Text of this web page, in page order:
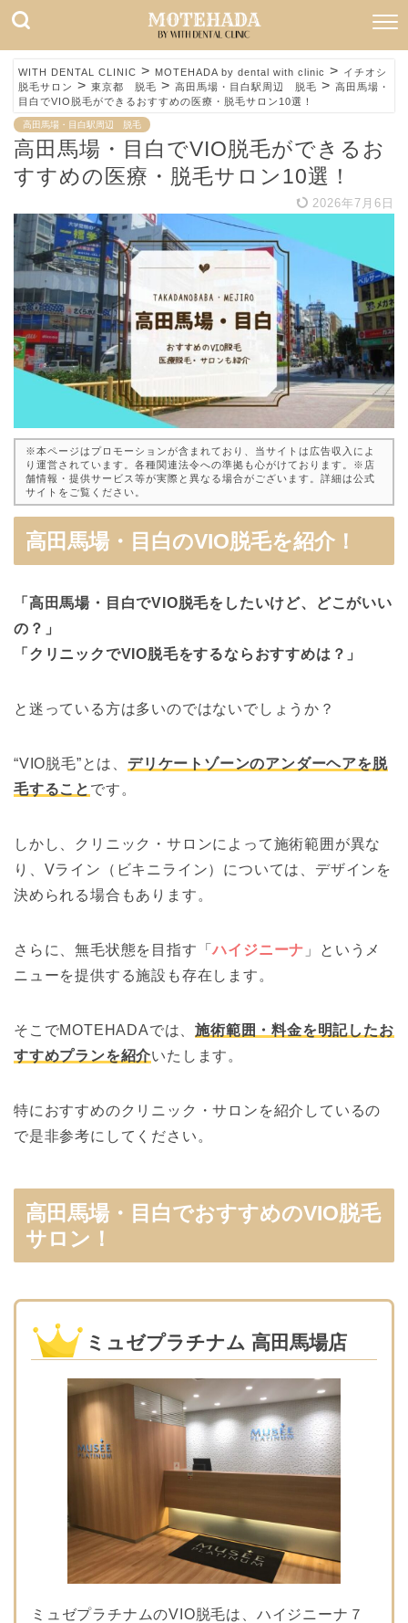
WITH DENTAL CLINIC > MOTEHADA by dental with clinic > イチオシ
脱毛サロン > 東京都 脱毛 > 高田馬場・目白駅周辺 脱毛 > 高田馬場・
目白でVIO脱毛ができるおすすめの医療・脱毛サロン10選！
高田馬場・目白駅周辺 脱毛
高田馬場・目白でVIO脱毛ができるお
すすめの医療・脱毛サロン10選！
2026年7月6日
※本ページはプロモーションが含まれており、当サイトは広告収入によ
り運営されています。各種関連法令への準拠も心がけております。※店
舗情報・提供サービス等が実際と異なる場合がございます。詳細は公式
サイトをご覧ください。
高田馬場・目白のVIO脱毛を紹介！
「高田馬場・目白でVIO脱毛をしたいけど、どこがいい
の？」
「クリニックでVIO脱毛をするならおすすめは？」
と迷っている方は多いのではないでしょうか？
“VIO脱毛”とは、 デリケートゾーンのアンダーヘアを脱
毛すること です。
しかし、クリニック・サロンによって施術範囲が異な
り、Vライン（ビキニライン）については、デザインを
決められる場合もあります。
さらに、無毛状態を目指す「ハイジニーナ 」というメ
ニューを提供する施設も存在します。
そこでMOTEHADAでは、施術範囲・料金を明記したお
すすめプランを紹介いたします。
特におすすめのクリニック・サロンを紹介しているの
で是非参考にしてください。
高田馬場・目白でおすすめのVIO脱毛
サロン！
ミュゼプラチナム 高田馬場店
ミュゼプラチナムのVIO脱毛は、ハイジニーナ７